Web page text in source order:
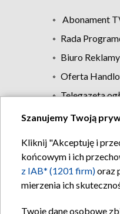
Abonament
Rada
Biuro Reklamy
Oferta
Telegazeta
Szanujemy Twoją
Kliknij "Akceptuję i
końcowym i ich
z IAB* (1201 firm)oraz
mierzenia ich
Twoje dane osobowe